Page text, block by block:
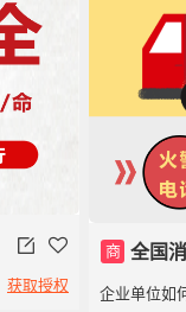
获取授权
商 全国
企业单位如